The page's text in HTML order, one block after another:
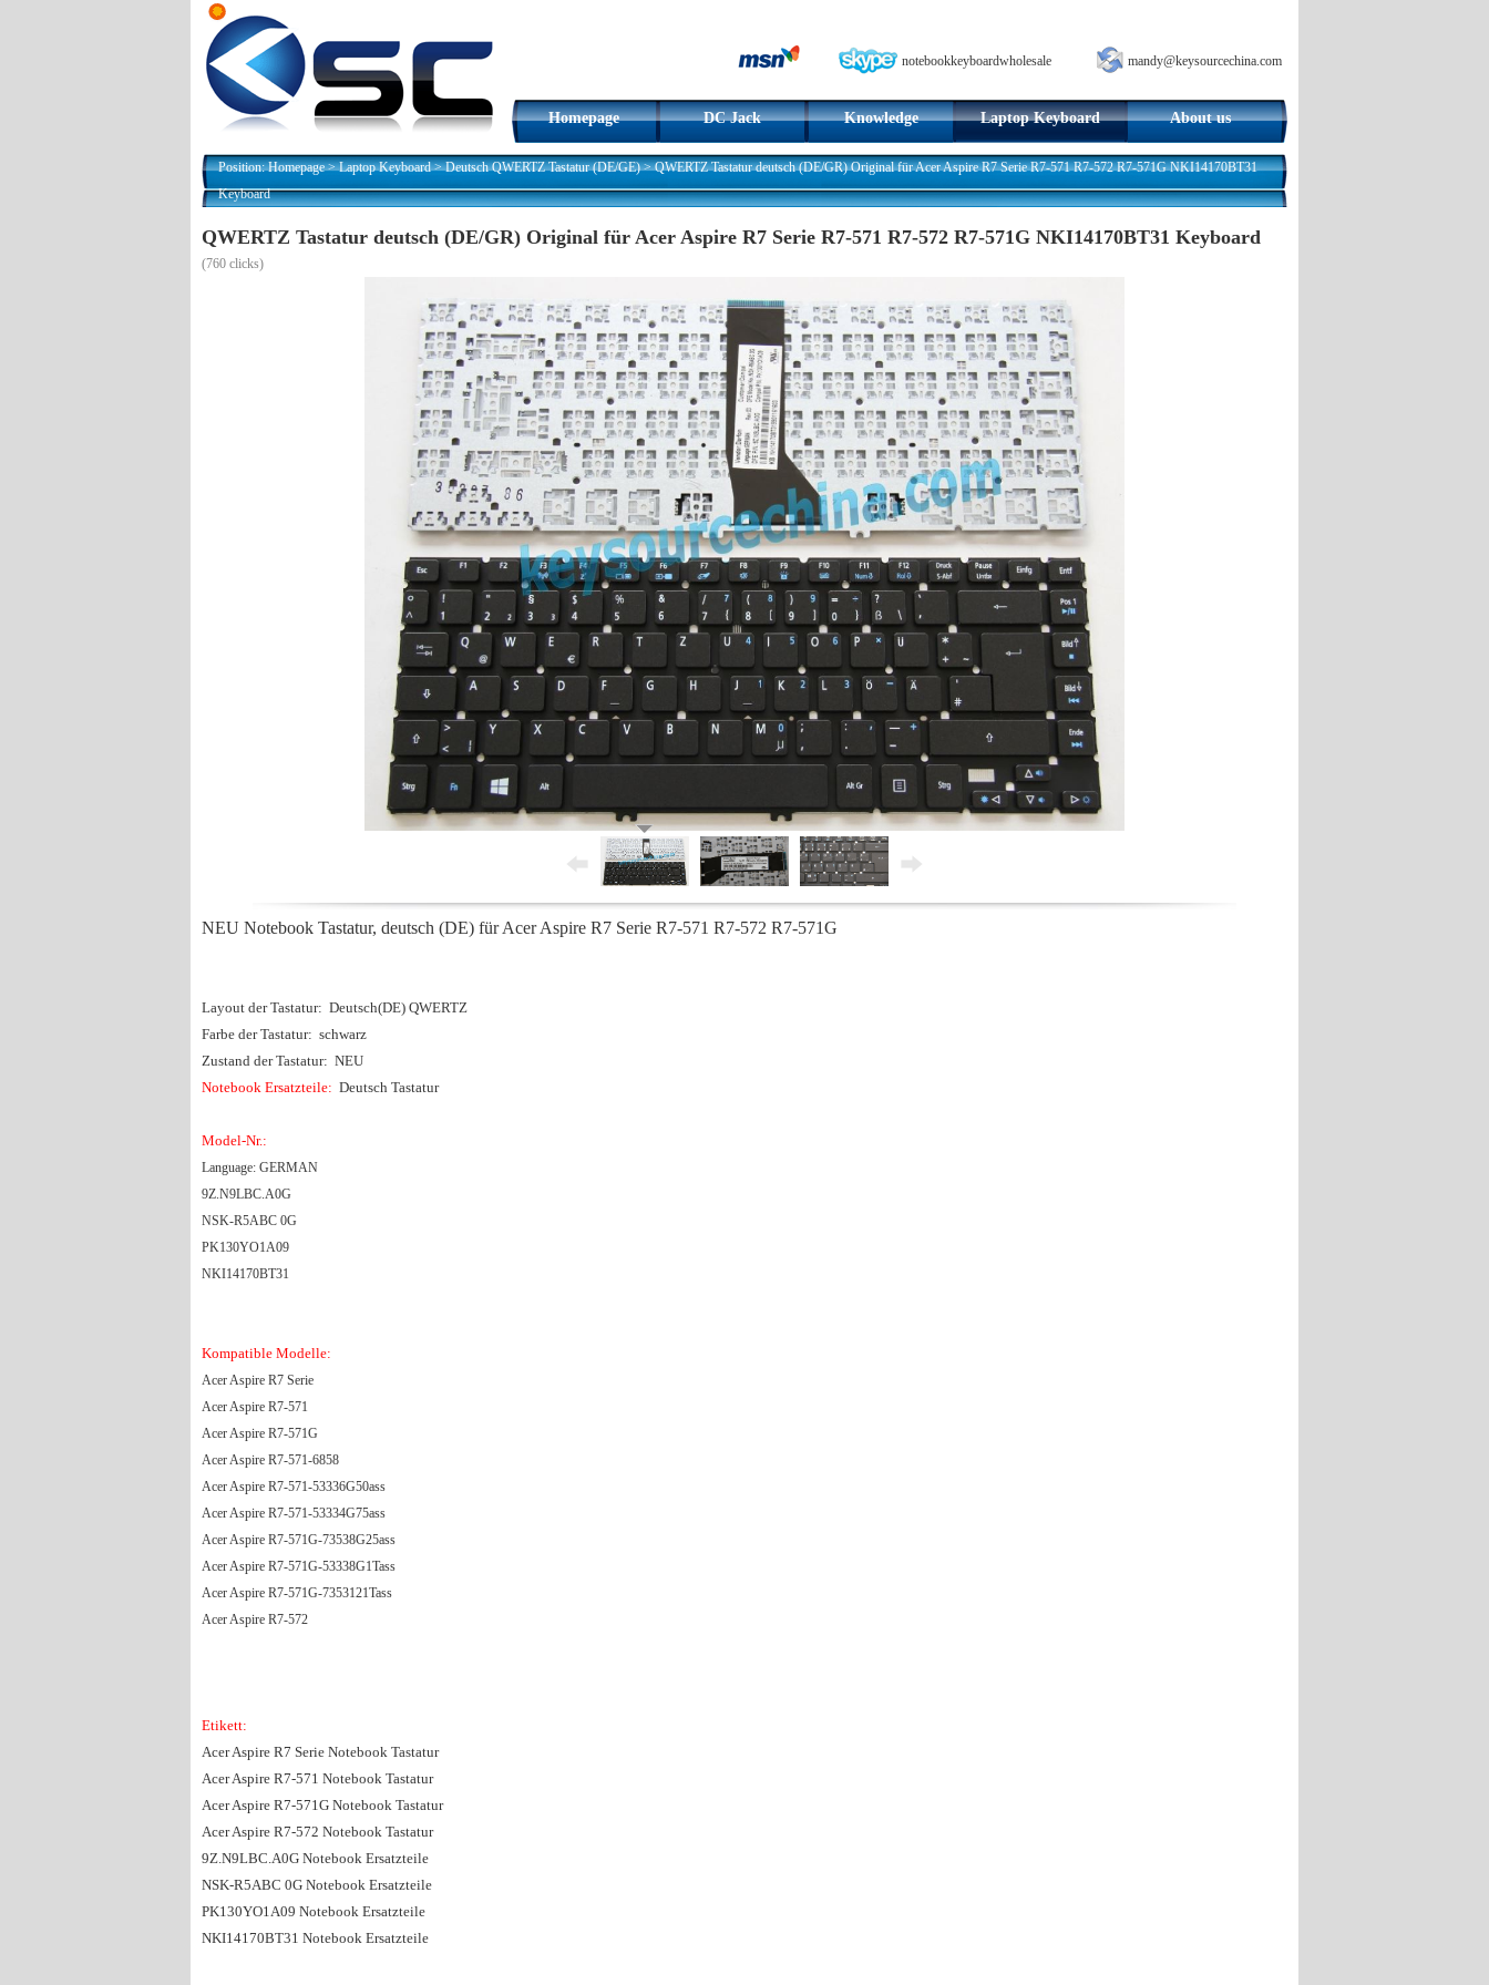
notebookkeyboardwholesale mandy@keysourcechina.com
Homepage DC Jack Knowledge Laptop Keyboard About us
Position:Homepage>Laptop Keyboard>Deutsch QWERTZ Tastatur (DE/GE)>QWERTZ Tastatur deutsch (DE/GR) Original für Acer Aspire R7 Serie R7-571 R7-572 R7-571G NKI14170BT31
Keyboard
QWERTZ Tastatur deutsch (DE/GR) Original für Acer Aspire R7 Serie R7-571 R7-572 R7-571G NKI14170BT31 Keyboard
(760 clicks)
NEU Notebook Tastatur, deutsch (DE) für Acer Aspire R7 Serie R7-571 R7-572 R7-571G
Layout der Tastatur: Deutsch(DE) QWERTZ
Farbe der Tastatur: schwarz
Zustand der Tastatur: NEU
Notebook Ersatzteile: Deutsch Tastatur
Model-Nr.:
Language: GERMAN
9Z.N9LBC.A0G
NSK-R5ABC 0G
PK130YO1A09
NKI14170BT31
Kompatible Modelle:
Acer Aspire R7 Serie
Acer Aspire R7-571
Acer Aspire R7-571G
Acer Aspire R7-571-6858
Acer Aspire R7-571-53336G50ass
Acer Aspire R7-571-53334G75ass
Acer Aspire R7-571G-73538G25ass
Acer Aspire R7-571G-53338G1Tass
Acer Aspire R7-571G-7353121Tass
Acer Aspire R7-572
Etikett:
Acer Aspire R7 Serie Notebook Tastatur
Acer Aspire R7-571 Notebook Tastatur
Acer Aspire R7-571G Notebook Tastatur
Acer Aspire R7-572 Notebook Tastatur
9Z.N9LBC.A0G Notebook Ersatzteile
NSK-R5ABC 0G Notebook Ersatzteile
PK130YO1A09 Notebook Ersatzteile
NKI14170BT31 Notebook Ersatzteile